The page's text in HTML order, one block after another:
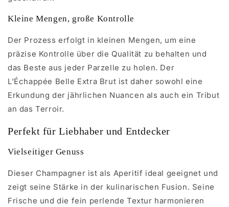
Kleine Mengen, große Kontrolle
Der Prozess erfolgt in kleinen Mengen, um eine
präzise Kontrolle über die Qualität zu behalten und
das Beste aus jeder Parzelle zu holen. Der
L'Échappée Belle Extra Brut ist daher sowohl eine
Erkundung der jährlichen Nuancen als auch ein Tribut
an das Terroir.
Perfekt für Liebhaber und Entdecker
Vielseitiger Genuss
Dieser Champagner ist als Aperitif ideal geeignet und
zeigt seine Stärke in der kulinarischen Fusion. Seine
Frische und die fein perlende Textur harmonieren